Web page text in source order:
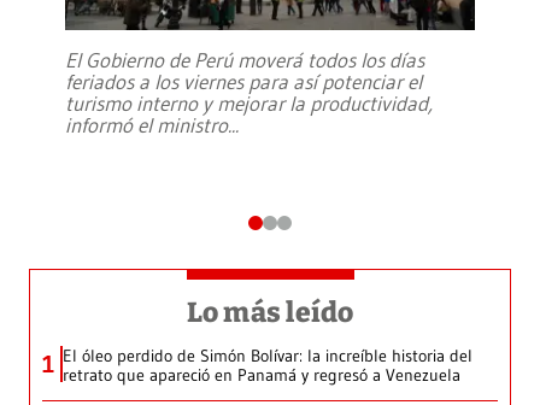
El Gobierno de Perú moverá todos los días
feriados a los viernes para así potenciar el
turismo interno y mejorar la productividad,
informó el ministro...
Lo más leído
1 El óleo perdido de Simón Bolívar: la increíble historia del
retrato que apareció en Panamá y regresó a Venezuela